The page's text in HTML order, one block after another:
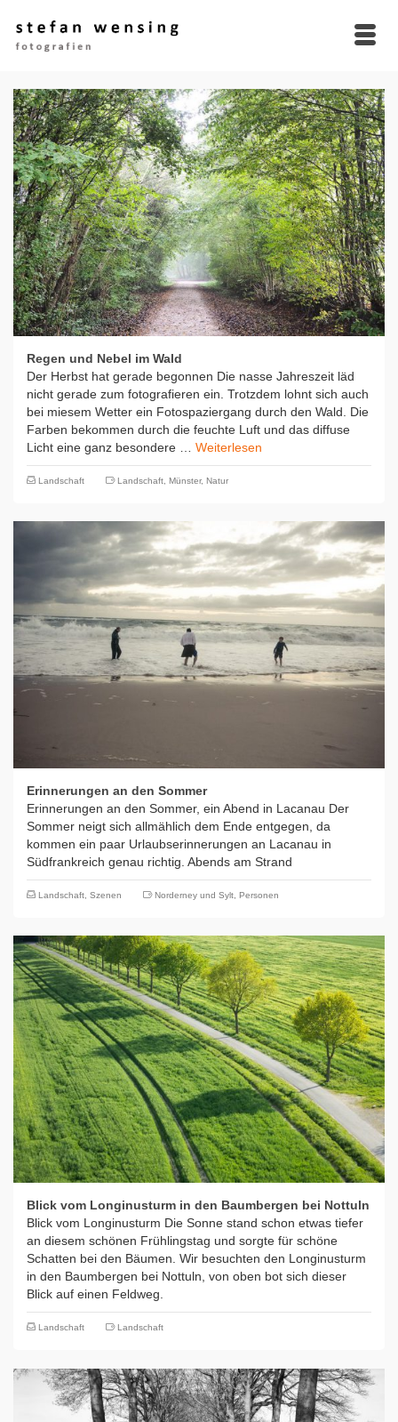
Regen und Nebel im Wald
Der Herbst hat gerade begonnen Die nasse Jahreszeit läd
nicht gerade zum fotografieren ein. Trotzdem lohnt sich auch
bei miesem Wetter ein Fotospaziergang durch den Wald. Die
Farben bekommen durch die feuchte Luft und das diffuse
Licht eine ganz besondere … Weiterlesen
Landschaft Landschaft, Münster, Natur
Erinnerungen an den Sommer
Erinnerungen an den Sommer, ein Abend in Lacanau Der
Sommer neigt sich allmählich dem Ende entgegen, da
kommen ein paar Urlaubserinnerungen an Lacanau in
Südfrankreich genau richtig. Abends am Strand
Landschaft, Szenen Norderney und Sylt, Personen
Blick vom Longinusturm in den Baumbergen bei Nottuln
Blick vom Longinusturm Die Sonne stand schon etwas tiefer
an diesem schönen Frühlingstag und sorgte für schöne
Schatten bei den Bäumen. Wir besuchten den Longinusturm
in den Baumbergen bei Nottuln, von oben bot sich dieser
Blick auf einen Feldweg.
Landschaft Landschaft